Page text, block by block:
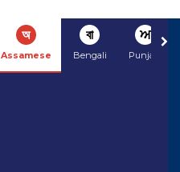
অ
Assamese
বা
Bengali
ਅ
Punjabi